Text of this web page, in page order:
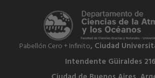
Pabellón Cero + Infinito, Ciudad
Intendente Güiraldes